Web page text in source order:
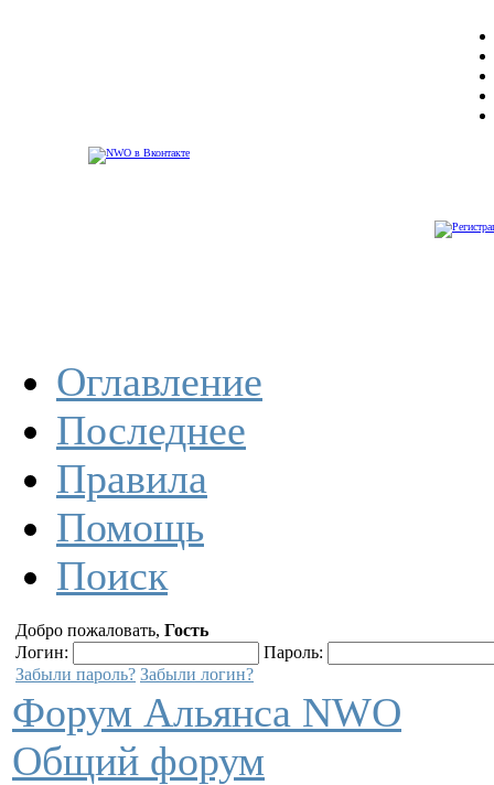
Оглавление
Последнее
Правила
Помощь
Поиск
Добро пожаловать, Гость
Логин:
Пароль:
Забыли пароль? Забыли логин?
Форум Альянса NWO
Общий форум